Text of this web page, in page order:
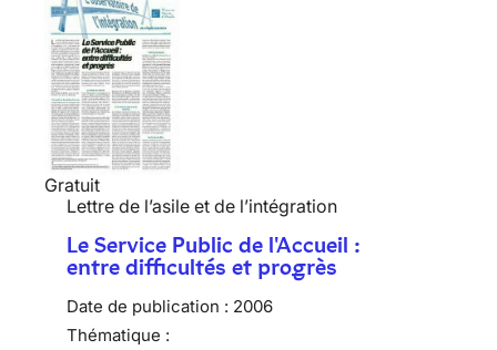
Gratuit
Lettre de l’asile et de l’intégration
Le Service Public de l'Accueil :
entre difficultés et progrès
Date de publication : 2006
Thématique :